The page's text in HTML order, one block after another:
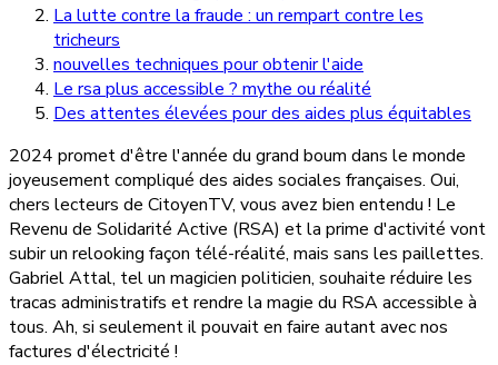
La lutte contre la fraude : un rempart contre les
tricheurs
nouvelles techniques pour obtenir l'aide
Le rsa plus accessible ? mythe ou réalité
Des attentes élevées pour des aides plus équitables
2024 promet d'être l'année du grand boum dans le monde
joyeusement compliqué des aides sociales françaises. Oui,
chers lecteurs de CitoyenTV, vous avez bien entendu ! Le
Revenu de Solidarité Active (RSA) et la prime d'activité vont
subir un relooking façon télé-réalité, mais sans les paillettes.
Gabriel Attal, tel un magicien politicien, souhaite réduire les
tracas administratifs et rendre la magie du RSA accessible à
tous. Ah, si seulement il pouvait en faire autant avec nos
factures d'électricité !